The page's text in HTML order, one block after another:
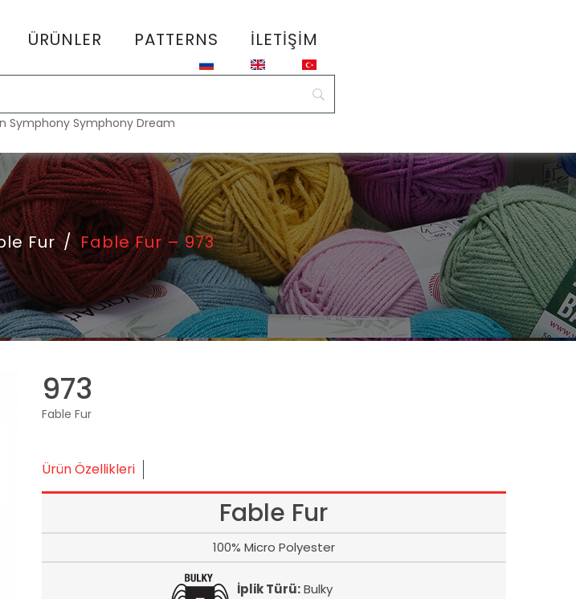
ÜRÜNLER PATTERNS İLETIŞIM
Symphony Symphony Dream
Fur / Fable Fur – 973
973
Fable Fur
Ürün Özellikleri
Fable Fur
100% Micro Polyester
İplik Türü:Bulky